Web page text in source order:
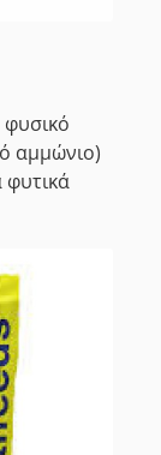
αμμώνιο)
φυτικά